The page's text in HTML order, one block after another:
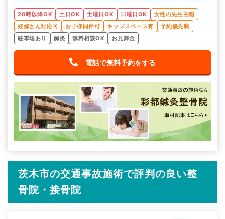
20時以降OK 土日OK 土曜日OK 日曜日OK
女性の先生在籍
妊婦さん対応可
お子様同伴可 キッズスペース有
予約優先制
駐車場あり
鍼灸 無料相談OK お見舞金
電話で無料予約をする
茨木市の交通事故施術で評判の良い整
骨院・接骨院